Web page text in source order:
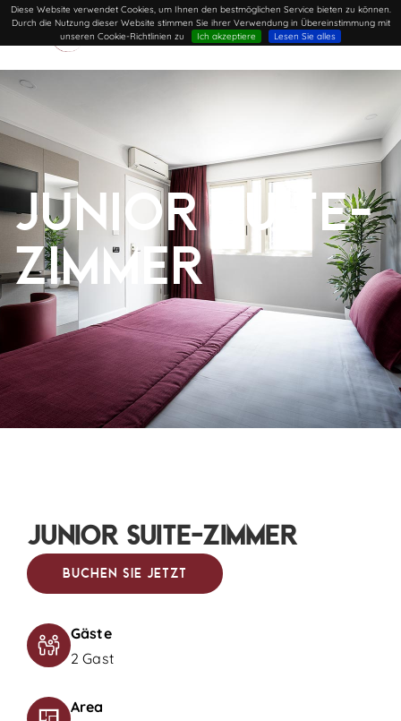
Diese Website verwendet Cookies, um Ihnen den bestmöglichen Service bieten zu können.
Durch die Nutzung dieser Website stimmen Sie ihrer Verwendung in Übereinstimmung mit
unseren Cookie-Richtlinien zu
Ich akzeptiere Lesen Sie alles
Junior Suite-
Zimmer
Junior Suite-Zimmer
Buchen Sie jetzt
Gäste
2 Gast
Area